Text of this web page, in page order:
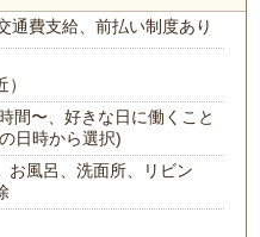
通費支給、前払い制度あり
間〜、好きな日に働くこと
日時から選択)
お風呂、洗面所、リビン